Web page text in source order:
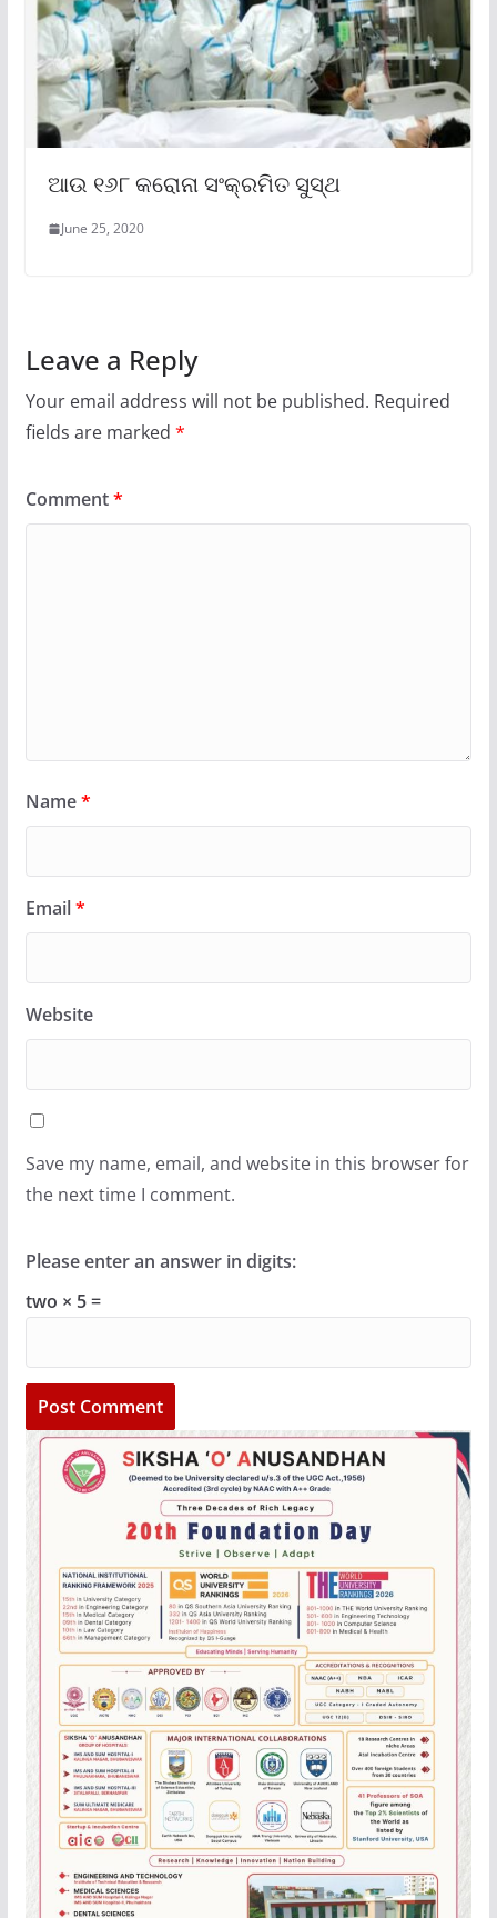
ଆଉ ୧୬୮ କରୋନା ସଂକ୍ରମିତ ସୁସ୍ଥ
June 25, 2020
Leave a Reply
Your email address will not be published. Required
fields are marked *
Comment*
Name*
Email*
Website
Save my name, email, and website in this browser for
the next time I comment.
Please enter an answer in digits:
two × 5 =